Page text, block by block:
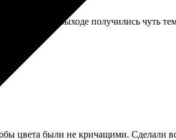
Цвета на выходе получились чуть
цвета были не кричащими. Сделали